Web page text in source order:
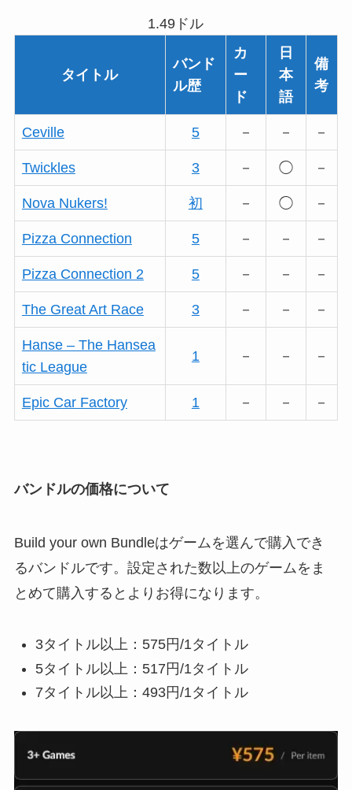
1.49ドル
タイトル
バンド
ル歴
カ
ー
ド
日
本
語
備
考
Ceville 5 － － －
Twickles 3 － ◯ －
Nova Nukers! 初 － ◯ －
Pizza Connection 5 － － －
Pizza Connection 2 5 － － －
The Great Art Race 3 － － －
Hanse – The Hansea
tic League
1 － － －
Epic Car Factory 1 － － －
バンドルの価格について
Build your own Bundleはゲームを選んで購入でき
るバンドルです。設定された数以上のゲームをま
とめて購入するとよりお得になります。
3タイトル以上：575円/1タイトル
5タイトル以上：517円/1タイトル
7タイトル以上：493円/1タイトル